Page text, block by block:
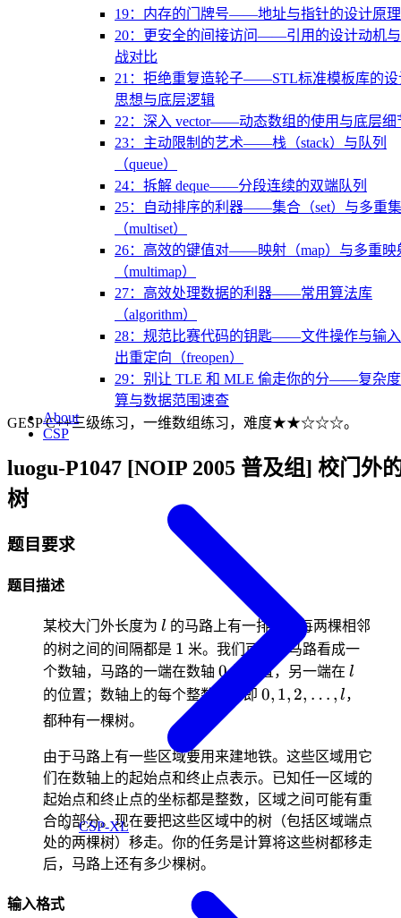
19：内存的门牌号——地址与指针的设计原理
20：更安全的间接访问——引用的设计动机
战对比
21：拒绝重复造轮子——STL标准模板库的设
思想与底层逻辑
22：深入 vector——动态数组的使用与底层细
23：主动限制的艺术——栈（stack）与队列
（queue）
24：拆解 deque——分段连续的双端队列
25：自动排序的利器——集合（set）与多重
（multiset）
26：高效的键值对——映射（map）与多重映
（multimap）
27：高效处理数据的利器——常用算法库
（algorithm）
28：规范比赛代码的钥匙——文件操作与输
出重定向（freopen）
29：别让 TLE 和 MLE 偷走你的分——复杂
算与数据范围速查
About
CSP
CSP-XL
GESP C++三级练习，一维数组练习，难度★★☆☆☆。
luogu-P1047 [NOIP 2005 普及组] 校门外
树
题目要求
题目描述
某校大门外长度为 l
l 的马路上有一排树，每两棵相邻
的树之间的间隔都是 1
1 米。我们可以把马路看成一
个数轴，马路的一端在数轴 0
0的位置，另一端在 l
l
的位置；数轴上的每个整数点，即 0,1,2,\dots,l
0, 1, 2, … , l，
都种有一棵树。
由于马路上有一些区域要用来建地铁。这些区域用它
们在数轴上的起始点和终止点表示。已知任一区域的
起始点和终止点的坐标都是整数，区域之间可能有重
合的部分。现在要把这些区域中的树（包括区域端点
处的两棵树）移走。你的任务是计算将这些树都移走
后，马路上还有多少棵树。
输入格式